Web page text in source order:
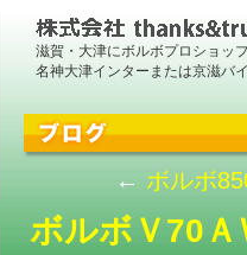
滋賀・大津にボルボプロショッ
名神大津インターまたは京滋バ
← ボルボ
ボルボＶ70